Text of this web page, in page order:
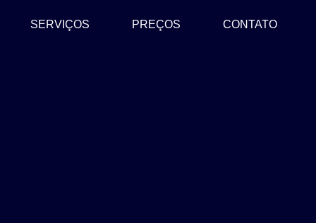
SERVIÇOS PREÇOS CONTATO